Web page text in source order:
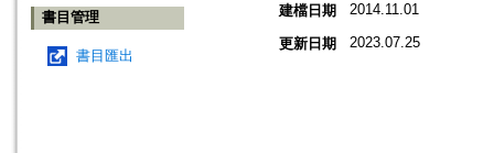
書目管理
書目匯出
建檔日期 2014.11.01
更新日期 2023.07.25